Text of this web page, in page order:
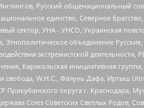
Русский общенациональный
единство, Северное
сектор, УНА - УНСО, Украинская
объединение
экстремистской деятельности,
Каракольская инициативная
свобода, W.H.С., Фалунь Дафа, Иртыш
округа г. Краснодара,
Союз Советских Светлых Родов,